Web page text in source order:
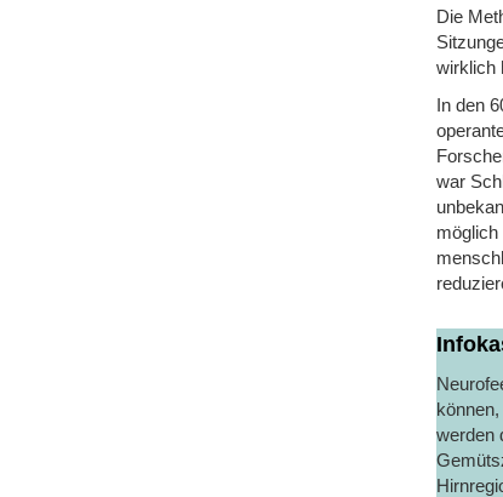
Die
wirklich
In den
war
möglich
werden